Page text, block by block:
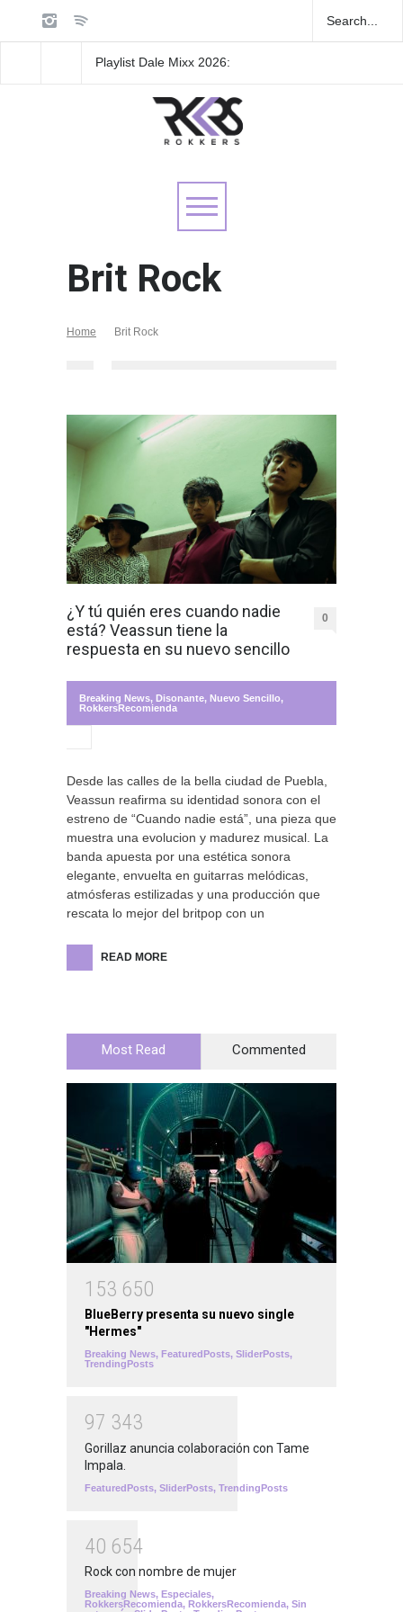
Playlist Dale Mixx 2026:
Brit Rock
Home Brit Rock
¿Y tú quién eres cuando nadie
está? Veassun tiene la
respuesta en su nuevo sencillo
0
Breaking News, Disonante, Nuevo Sencillo,
RokkersRecomienda
Desde las calles de la bella ciudad de Puebla,
Veassun reafirma su identidad sonora con el
estreno de “Cuando nadie está”, una pieza que
muestra una evolucion y madurez musical. La
banda apuesta por una estética sonora
elegante, envuelta en guitarras melódicas,
atmósferas estilizadas y una producción que
rescata lo mejor del britpop con un
READ MORE
Most Read Commented
1 53 650
BlueBerry presenta su nuevo single
"Hermes"
Breaking News, FeaturedPosts, SliderPosts,
TrendingPosts
97 343
Gorillaz anuncia colaboración con Tame
Impala.
FeaturedPosts, SliderPosts, TrendingPosts
40 654
Rock con nombre de mujer
Breaking News, Especiales,
RokkersRecomienda, RokkersRecomienda, Sin